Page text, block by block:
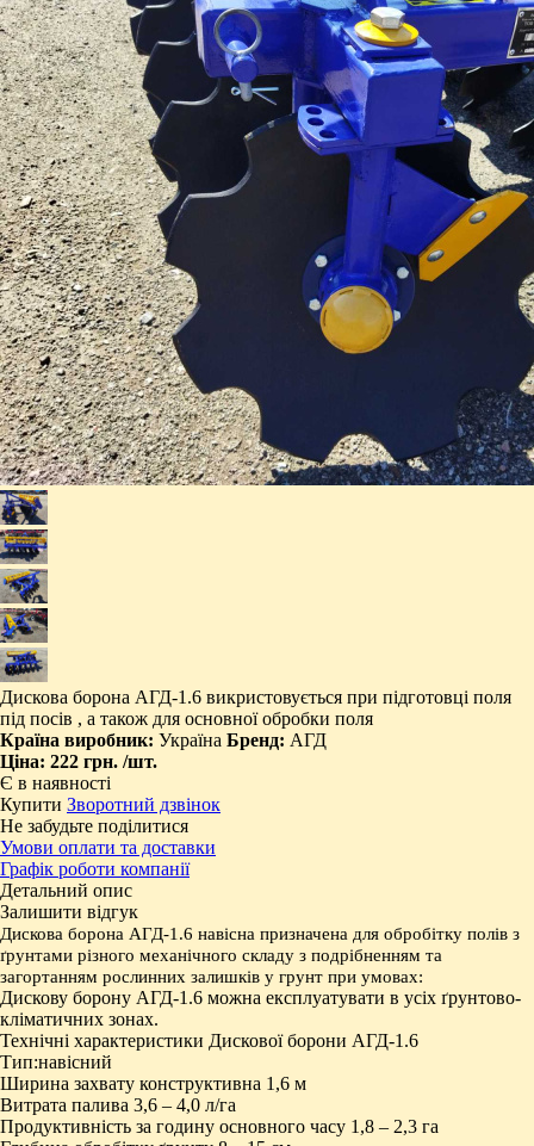
Дискова борона АГД-1.6 викристовується при підготовці поля
під посів , а також для основної обробки поля
Країна виробник: Україна Бренд: АГД
Ціна: 222 грн. /шт.
Є в наявності
Купити Зворотний дзвінок
Не забудьте поділитися
Умови оплати та доставки
Графік роботи компанії
Детальний опис
Залишити відгук
Дискова борона АГД-1.6 навісна призначена для обробітку полів з
ґрунтами різного механічного складу з подрібненням та
загортанням рослинних залишків у грунт при умовах:
Дискову борону АГД-1.6 можна експлуатувати в усіх ґрунтово-
кліматичних зонах.
Технічні характеристики Дискової борони АГД-1.6
Тип:навісний
Ширина захвату конструктивна 1,6 м
Витрата палива 3,6 – 4,0 л/га
Продуктивність за годину основного часу 1,8 – 2,3 га